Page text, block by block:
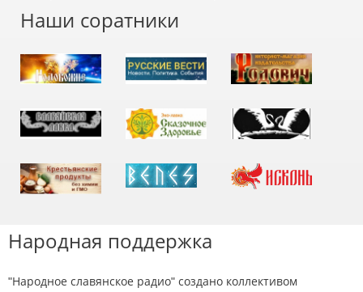
Наши соратники
Народная поддержка
"Народное славянское радио" создано коллективом